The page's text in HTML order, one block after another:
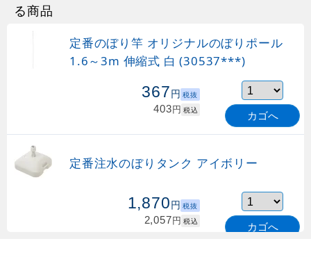
る商品
定番のぼり竿 オリジナルのぼりポール
1.6～3m 伸縮式 白 (30537***)
367円 税抜
403円 税込 カゴへ
定番注水のぼりタンク アイボリー
1,870円 税抜
2,057円 税込 カゴへ